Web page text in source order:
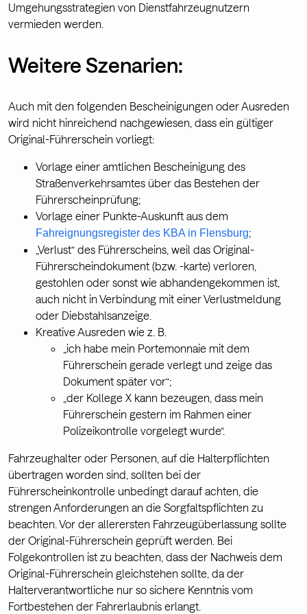
Umgehungsstrategien von Dienstfahrzeugnutzern
vermieden werden.
Weitere Szenarien:
Auch mit den folgenden Bescheinigungen oder Ausreden
wird nicht hinreichend nachgewiesen, dass ein gültiger
Original-Führerschein vorliegt:
Vorlage einer amtlichen Bescheinigung des
Straßenverkehrsamtes über das Bestehen der
Führerscheinprüfung;
Vorlage einer Punkte-Auskunft aus dem
Fahreignungsregister des KBA in Flensburg;
„Verlust“ des Führerscheins, weil das Original-
Führerscheindokument (bzw. -karte) verloren,
gestohlen oder sonst wie abhandengekommen ist,
auch nicht in Verbindung mit einer Verlustmeldung
oder Diebstahlsanzeige.
Kreative Ausreden wie z. B.
„ich habe mein Portemonnaie mit dem
Führerschein gerade verlegt und zeige das
Dokument später vor“;
„der Kollege X kann bezeugen, dass mein
Führerschein gestern im Rahmen einer
Polizeikontrolle vorgelegt wurde“.
Fahrzeughalter oder Personen, auf die Halterpflichten
übertragen worden sind, sollten bei der
Führerscheinkontrolle unbedingt darauf achten, die
strengen Anforderungen an die Sorgfaltspflichten zu
beachten. Vor der allerersten Fahrzeugüberlassung sollte
der Original-Führerschein geprüft werden. Bei
Folgekontrollen ist zu beachten, dass der Nachweis dem
Original-Führerschein gleichstehen sollte, da der
Halterverantwortliche nur so sichere Kenntnis vom
Fortbestehen der Fahrerlaubnis erlangt.